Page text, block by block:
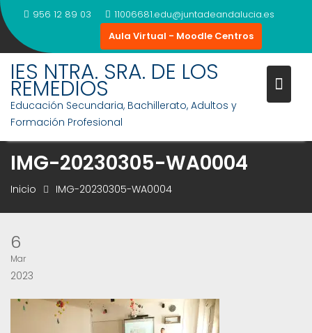
Saltar
al
contenido
956 12 89 03
11006681.edu@juntadeandalucia.es
Aula Virtual - Moodle Centros
IES NTRA. SRA. DE LOS
REMEDIOS
Educación Secundaria, Bachillerato, Adultos y
Formación Profesional
IMG-20230305-WA0004
Inicio IMG-20230305-WA0004
6
Mar
2023